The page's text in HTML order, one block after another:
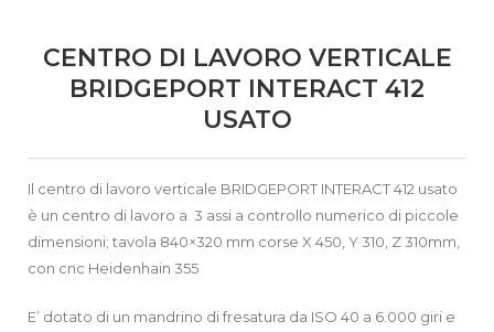
CENTRO DI LAVORO VERTICALE
BRIDGEPORT INTERACT 412
USATO
Il centro di lavoro verticale BRIDGEPORT INTERACT 412 usato
è un centro di lavoro a 3 assi a controllo numerico di piccole
dimensioni; tavola 840×320 mm corse X 450, Y 310, Z 310mm,
con cnc Heidenhain 355
E’ dotato di un mandrino di fresatura da ISO 40 a 6.000 giri e